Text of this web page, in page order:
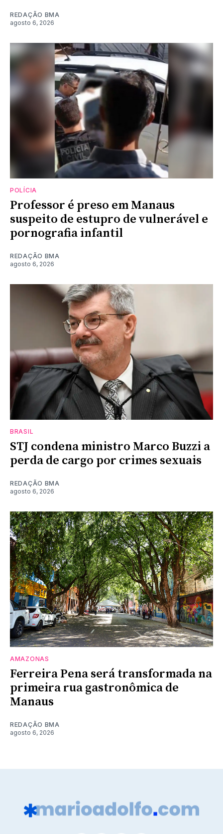
REDAÇÃO BMA
agosto 6, 2026
POLÍCIA
Professor é preso em Manaus
suspeito de estupro de vulnerável e
pornografia infantil
REDAÇÃO BMA
agosto 6, 2026
BRASIL
STJ condena ministro Marco Buzzi a
perda de cargo por crimes sexuais
REDAÇÃO BMA
agosto 6, 2026
AMAZONAS
Ferreira Pena será transformada na
primeira rua gastronômica de
Manaus
REDAÇÃO BMA
agosto 6, 2026